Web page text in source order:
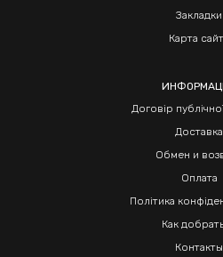
Закладки
Карта
Договір
Доставка
Обмен и
Оплата
Політика
Как
Контакты